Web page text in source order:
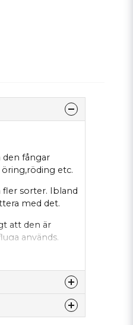
fångar
öring,röding etc.
fler sorter. Ibland
med det.
att den är
används.
ytfilmen och i
still efter en fin